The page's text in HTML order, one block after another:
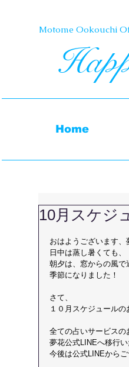
10月スケジ
おはようございます、
日中は蒸し暑くても、
朝夕は、窓からの風で
季節になりました！
さて、
１０月スケジュールの
全ての占いサービスの
夢花公式LINEへ移行い
今後は公式LINEからご
Home
Motome Ookouchi